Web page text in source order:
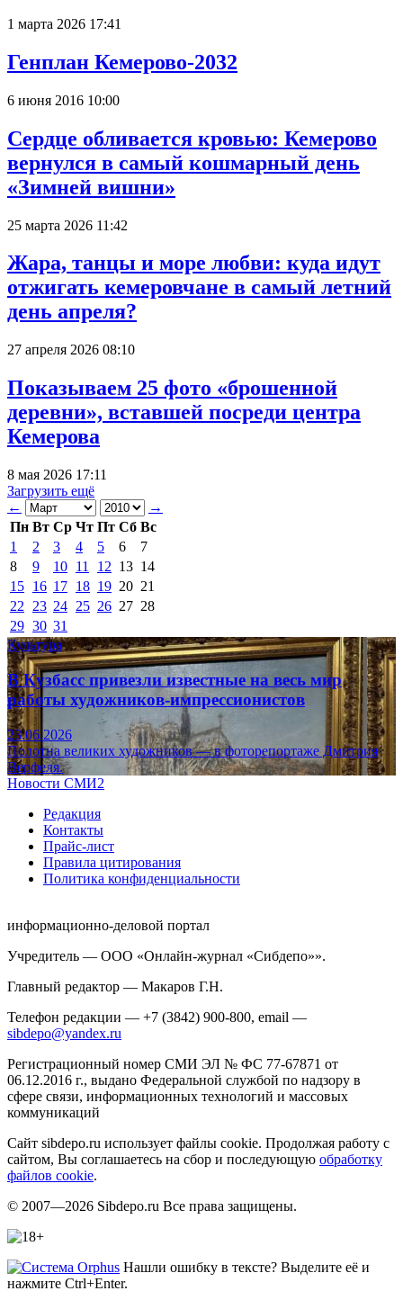
1 марта 2026 17:41
Генплан Кемерово-2032
6 июня 2016 10:00
Сердце обливается кровью: Кемерово
вернулся в самый кошмарный день
«Зимней вишни»
25 марта 2026 11:42
Жара, танцы и море любви: куда идут
отжигать кемеровчане в самый летний
день апреля?
27 апреля 2026 08:10
Показываем 25 фото «брошенной
деревни», вставшей посреди центра
Кемерова
8 мая 2026 17:11
Загрузить ещё
←
→
Пн Вт Ср Чт Пт Сб Вс
1
2 3 4 5 6
7
8
9 10 11 12 13 14
15 16 17 18 19 20 21
22
23 24 25 26 27 28
29 30 31
Культура
В Кузбасс привезли известные на весь мир
работы художников-импрессионистов
23.06.2026
Полотна великих художников — в фоторепортаже Дмитрия
Верфеля.
Новости СМИ2
Редакция
Контакты
Прайс-лист
Правила цитирования
Политика конфиденциальности
информационно-деловой портал
Учредитель — ООО «Онлайн-журнал «Сибдепо»».
Главный редактор — Макаров Г.Н.
Телефон редакции — +7 (3842) 900-800, email —
sibdepo@yandex.ru
Регистрационный номер СМИ ЭЛ № ФС 77-67871 от
06.12.2016 г., выдано Федеральной службой по надзору в
сфере связи, информационных технологий и массовых
коммуникаций
Сайт sibdepo.ru использует файлы cookie. Продолжая работу с
сайтом, Вы соглашаетесь на сбор и последующую обработку
файлов cookie.
© 2007—2026 Sibdepo.ru Все права защищены.
Нашли ошибку в тексте? Выделите её и
нажмите Ctrl+Enter.